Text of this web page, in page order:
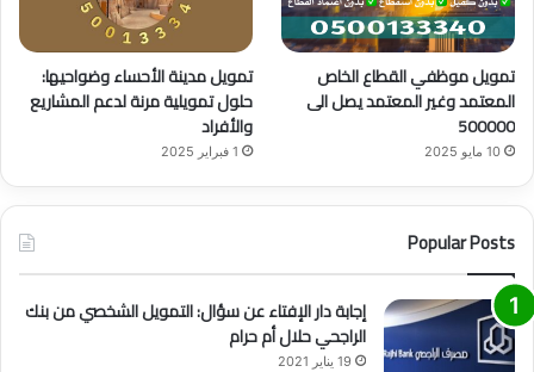
تمويل موظفي القطاع الخاص
المعتمد وغير المعتمد يصل الى
500000
10 مايو 2025
تمويل مدينة الأحساء وضواحيها:
حلول تمويلية مرنة لدعم المشاريع
والأفراد
1 فبراير 2025
Popular Posts
إجابة دار الإفتاء عن سؤال: التمويل الشخصي من بنك
الراجحي حلال أم حرام
19 يناير 2021